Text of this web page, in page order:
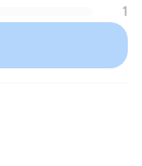
1